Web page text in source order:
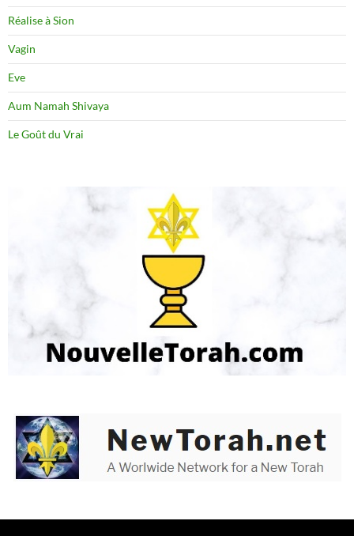
Réalise à Sion
Vagin
Eve
Aum Namah Shivaya
Le Goût du Vrai